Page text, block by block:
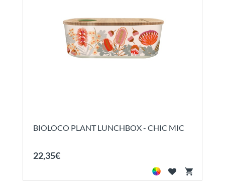
BIOLOCO PLANT LUNCHBOX - CHIC MIC
22,35€